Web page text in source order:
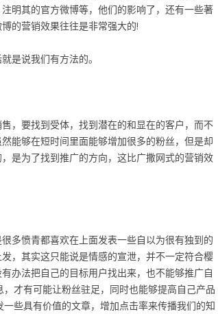
明其的官方微博等，他们的影响了，还有一些著
的营销效果往往是非常强大的!
是说我们有方法的。
，要找到受体，找到潜在的和显在的客户，而不
能够在短时间里面能够增加很多的粉丝，但是却
是为了找到推广的方向，这比广撒网式的营销效
多愤青都喜欢在上面发表一些自以为很有独到的
，其实这只能说是情感的宣泄，并不一定符合樱
办法把自己的目标用户找出来，也不能够推广自
才有可能让粉丝驻足，同时也能够提高自己产品
些具有价值的文章，增加点击率来传播我们的知